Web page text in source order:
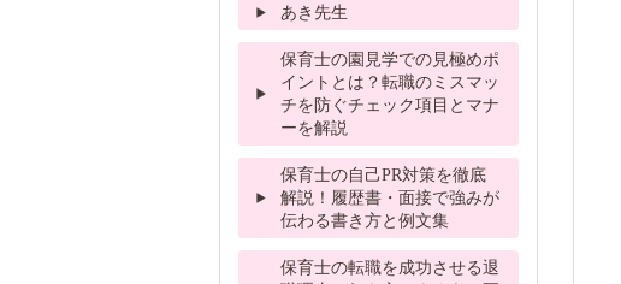
あき先生
保育士の園見学での見極めポ
イントとは？転職のミスマッ
チを防ぐチェック項目とマナ
ーを解説
保育士の自己PR対策を徹底
解説！履歴書・面接で強みが
伝わる書き方と例文集
保育士の転職を成功させる退